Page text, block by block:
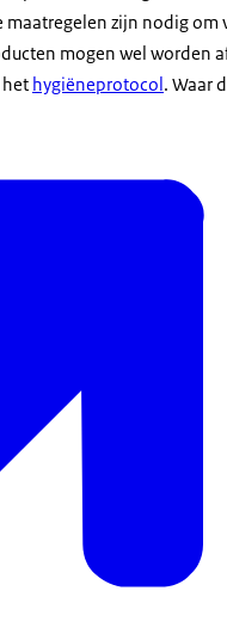
maatregelen zijn nodig
mogen wel worden
het hygiëneprotocol. Waar